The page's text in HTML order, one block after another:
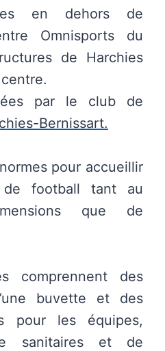
en dehors de
Omnisports du
de Harchies
par le club de
Bernissart.
pour accueillir
de football tant au
que de
comprennent des
buvette et des
pour les équipes,
sanitaires et de